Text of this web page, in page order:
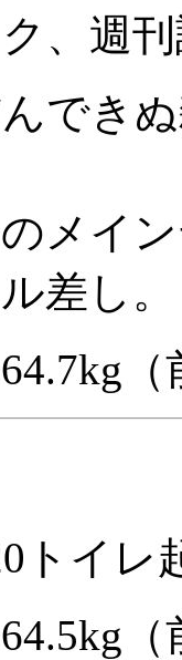
、週
でき
メイ
差し。
（
トイ